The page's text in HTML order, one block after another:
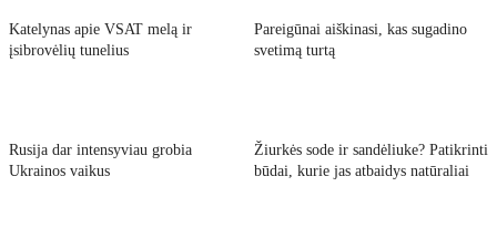
Katelynas apie VSAT melą ir
įsibrovėlių tunelius
Pareigūnai aiškinasi, kas sugadino
svetimą turtą
Rusija dar intensyviau grobia
Ukrainos vaikus
Žiurkės sode ir sandėliuke? Patikrinti
būdai, kurie jas atbaidys natūraliai